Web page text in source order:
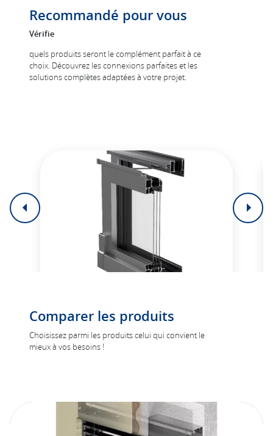
Recommandé pour vous
Vérifie
quels produits seront le complément parfait à ce
choix. Découvrez les connexions parfaites et les
solutions complètes adaptées à votre projet.
PSK AluViva 77
résistance au vent fort et à la pluie. Il permet
de créer des constructions de grandes
Comparer les produits
Choisissez parmi les produits celui qui convient le
mieux à vos besoins !